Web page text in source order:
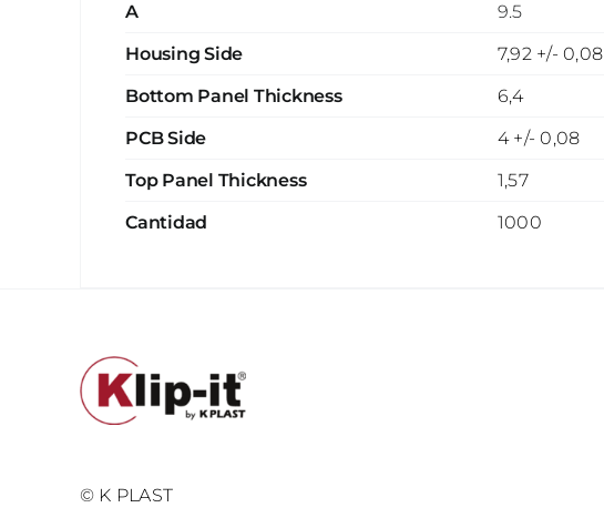
A
9.5
Housing Side
7,92 +/- 0,08
Bottom Panel Thickness
6,4
PCB Side
4 +/- 0,08
Top Panel Thickness
1,57
Cantidad
1000
© K PLAST